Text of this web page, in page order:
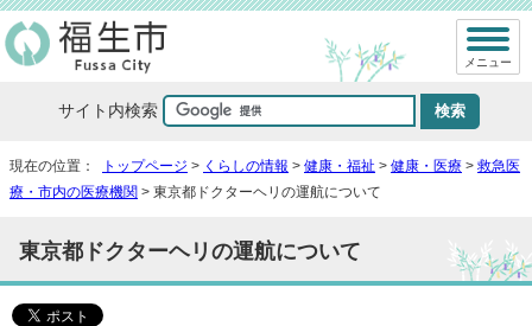
サイト内検索
メニュー
現在の位置： トップページ > くらしの情報 > 健康・福祉 > 健康・医療 > 救急医
療・市内の医療機関 > 東京都ドクターヘリの運航について
東京都ドクターヘリの運航について